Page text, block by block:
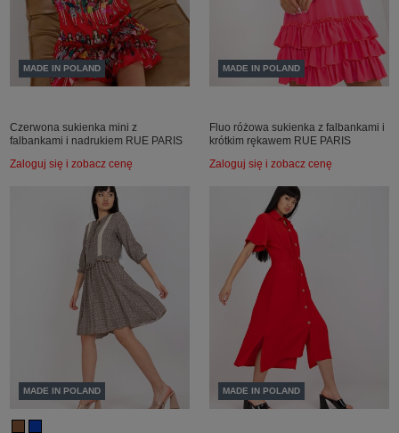
MADE IN POLAND
Czerwona sukienka mini z
falbankami i nadrukiem RUE PARIS
Zaloguj się i zobacz cenę
MADE IN POLAND
Fluo różowa sukienka z falbankami i
krótkim rękawem RUE PARIS
Zaloguj się i zobacz cenę
MADE IN POLAND MADE IN POLAND